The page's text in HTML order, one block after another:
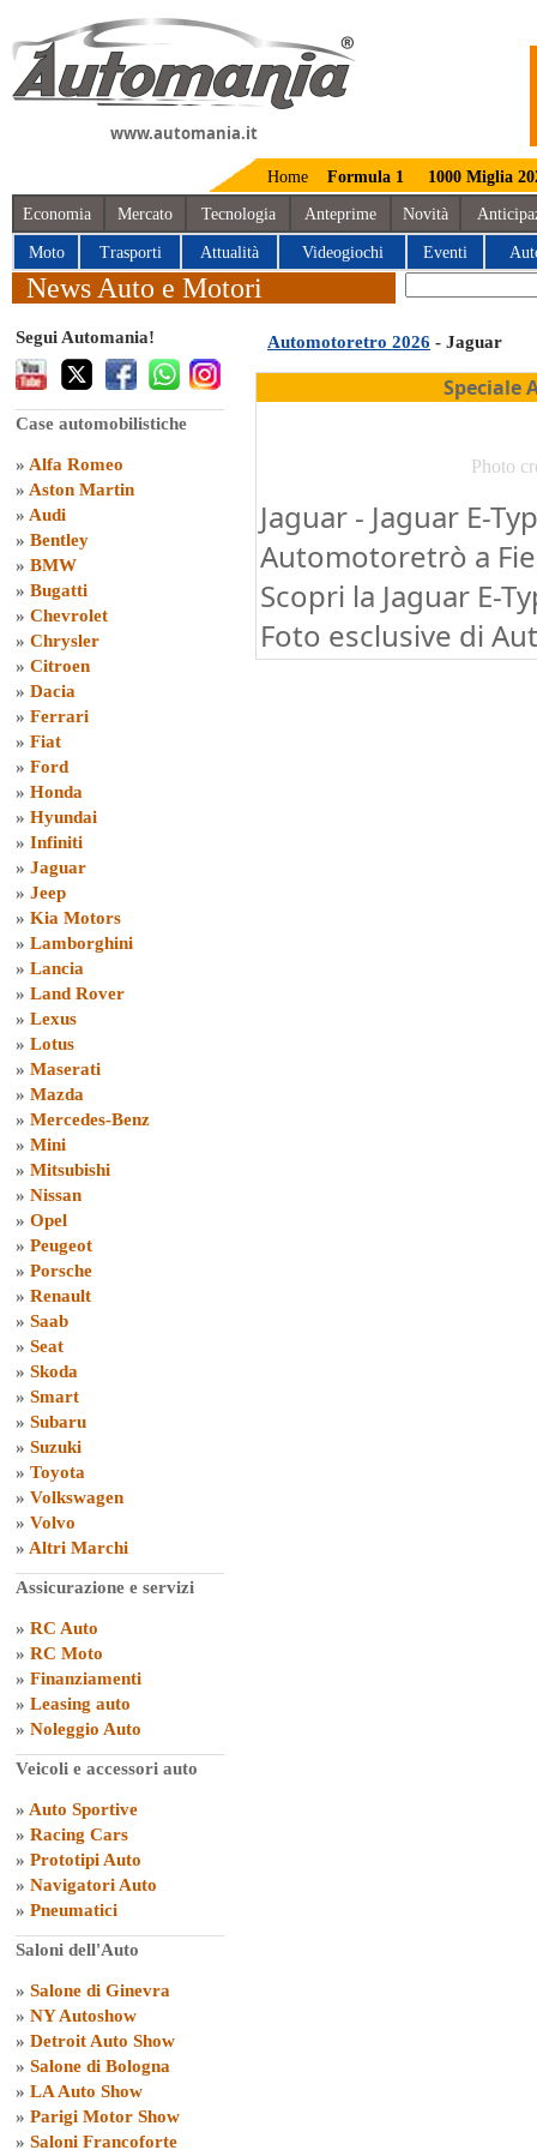
www.automania.it
Home Formula 1 1000 Miglia
Economia Mercato Tecnologia Anteprime Novità
Moto Trasporti Attualità Videogiochi Eventi
News Auto e Motori
Segui Automania!
Case automobilistiche
» Alfa Romeo
» Aston Martin
» Audi
» Bentley
» BMW
» Bugatti
» Chevrolet
» Chrysler
» Citroen
» Dacia
» Ferrari
» Fiat
» Ford
» Honda
» Hyundai
» Infiniti
» Jaguar
» Jeep
» Kia Motors
» Lamborghini
» Lancia
» Land Rover
» Lexus
» Lotus
» Maserati
» Mazda
» Mercedes-Benz
» Mini
» Mitsubishi
» Nissan
» Opel
» Peugeot
» Porsche
» Renault
» Saab
» Seat
» Skoda
» Smart
» Subaru
» Suzuki
» Toyota
» Volkswagen
» Volvo
» Altri Marchi
Assicurazione e servizi
» RC Auto
» RC Moto
» Finanziamenti
» Leasing auto
» Noleggio Auto
Veicoli e accessori auto
» Auto Sportive
» Racing Cars
» Prototipi Auto
» Navigatori Auto
» Pneumatici
Saloni dell'Auto
» Salone di Ginevra
» NY Autoshow
» Detroit Auto Show
» Salone di Bologna
» LA Auto Show
» Parigi Motor Show
» Saloni Francoforte
Automotoretro 2026 - Jaguar
Speciale
Photo
Jaguar - Jaguar E-
Automotoretrò a
Scopri la Jaguar E-
Foto esclusive di